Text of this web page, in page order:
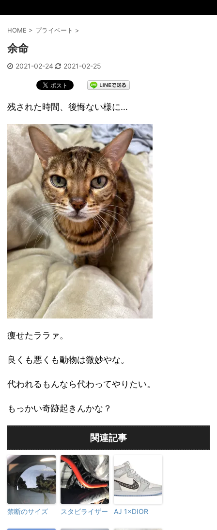
HOME > プライベート >
余命
2021-02-24 2021-02-25
残された時間、後悔ない様に…
痩せたララァ。
良くも悪くも動物は微妙やな。
代われるもんなら代わってやりたい。
もっかい奇跡起きんかな？
関連記事
禁断のサイズ スタビライザー AJ 1×DIOR